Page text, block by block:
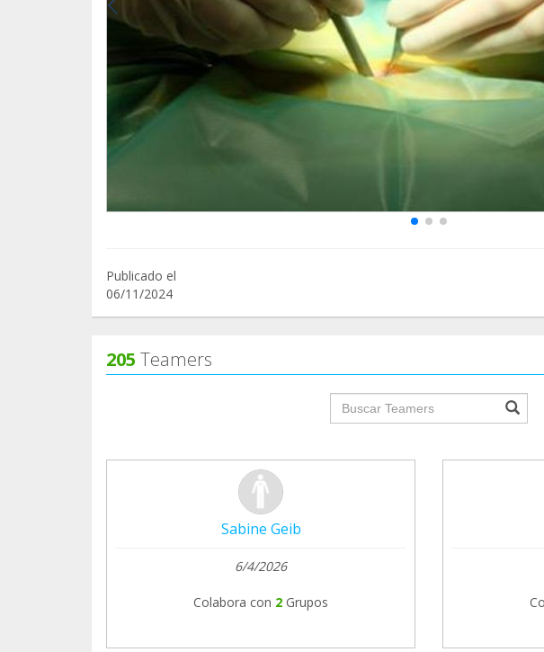
Publicado el
06/11/2024
205 Teamers
Sabine Geib
6/4/2026
Colabora con 2 Grupos